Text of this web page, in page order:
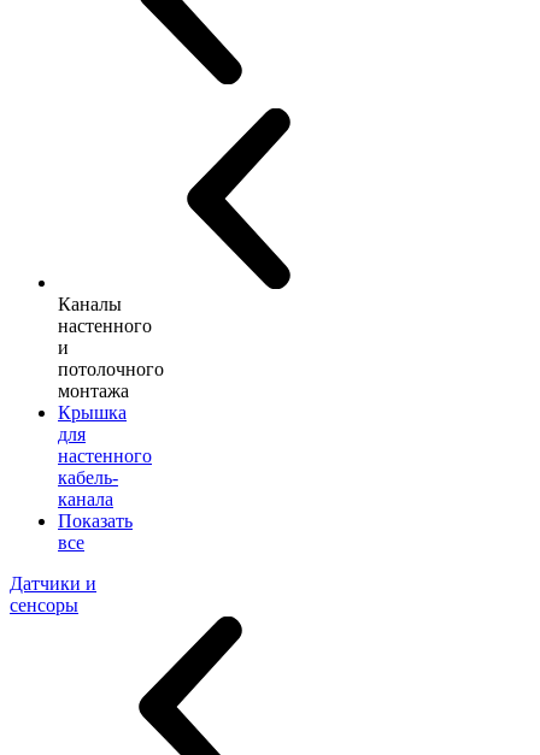
Каналы
настенного
и
потолочного
монтажа
Крышка
для
настенного
кабель-
канала
Показать
все
Датчики и
сенсоры